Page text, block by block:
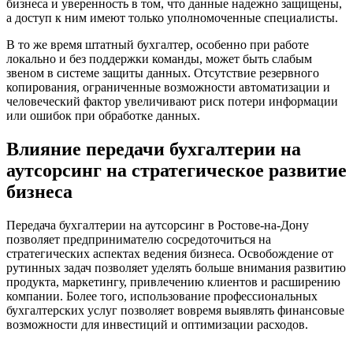
бизнеса и уверенность в том, что данные надежно защищены,
а доступ к ним имеют только уполномоченные специалисты.
В то же время штатный бухгалтер, особенно при работе
локально и без поддержки команды, может быть слабым
звеном в системе защиты данных. Отсутствие резервного
копирования, ограниченные возможности автоматизации и
человеческий фактор увеличивают риск потери информации
или ошибок при обработке данных.
Влияние передачи бухгалтерии на
аутсорсинг на стратегическое развитие
бизнеса
Передача бухгалтерии на аутсорсинг в Ростове-на-Дону
позволяет предпринимателю сосредоточиться на
стратегических аспектах ведения бизнеса. Освобождение от
рутинных задач позволяет уделять больше внимания развитию
продукта, маркетингу, привлечению клиентов и расширению
компании. Более того, использование профессиональных
бухгалтерских услуг позволяет вовремя выявлять финансовые
возможности для инвестиций и оптимизации расходов.